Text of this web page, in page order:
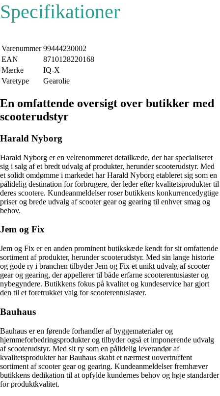
Specifikationer
Varenummer 99444230002
EAN
8710128220168
Mærke
IQ-X
Varetype
Gearolie
En omfattende oversigt over butikker med
scooterudstyr
Harald Nyborg
Harald Nyborg er en velrenommeret detailkæde, der har specialiseret
sig i salg af et bredt udvalg af produkter, herunder scooterudstyr. Med
et solidt omdømme i markedet har Harald Nyborg etableret sig som en
pålidelig destination for forbrugere, der leder efter kvalitetsprodukter til
deres scootere. Kundeanmeldelser roser butikkens konkurrencedygtige
priser og brede udvalg af scooter gear og gearing til enhver smag og
behov.
Jem og Fix
Jem og Fix er en anden prominent butikskæde kendt for sit omfattende
sortiment af produkter, herunder scooterudstyr. Med sin lange historie
og gode ry i branchen tilbyder Jem og Fix et unikt udvalg af scooter
gear og gearing, der appellerer til både erfarne scooterentusiaster og
nybegyndere. Butikkens fokus på kvalitet og kundeservice har gjort
den til et foretrukket valg for scooterentusiaster.
Bauhaus
Bauhaus er en førende forhandler af byggematerialer og
hjemmeforbedringsprodukter og tilbyder også et imponerende udvalg
af scooterudstyr. Med sit ry som en pålidelig leverandør af
kvalitetsprodukter har Bauhaus skabt et nærmest uovertruffent
sortiment af scooter gear og gearing. Kundeanmeldelser fremhæver
butikkens dedikation til at opfylde kundernes behov og høje standarder
for produktkvalitet.